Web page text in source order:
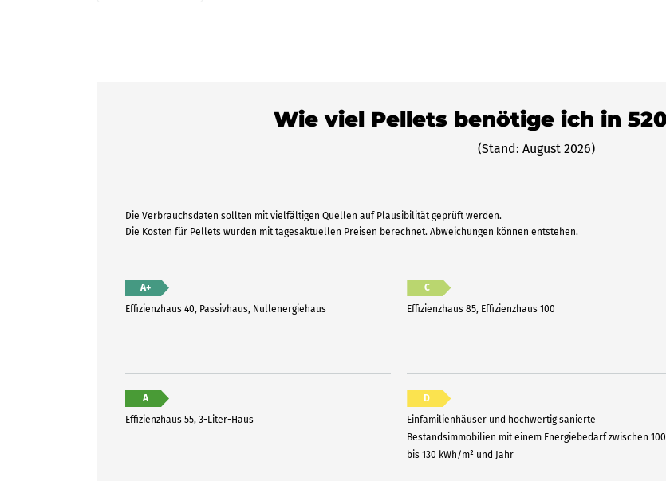
Wie viel Pellets benötige ich in
(Stand: August 2026)
Die Verbrauchsdaten sollten mit vielfältigen Quellen auf Plausibilität geprüft werden.
Die Kosten für Pellets wurden mit tagesaktuellen Preisen berechnet. Abweichungen können entstehen.
A+
Effizienzhaus 40, Passivhaus, Nullenergiehaus
A
Effizienzhaus 55, 3-Liter-Haus
C
Effizienzhaus 85, Effizienzhaus 100
D
Einfamilienhäuser und hochwertig sanierte
Bestandsimmobilien mit einem Energiebedarf zwischen 100
bis 130 kWh/m² und Jahr